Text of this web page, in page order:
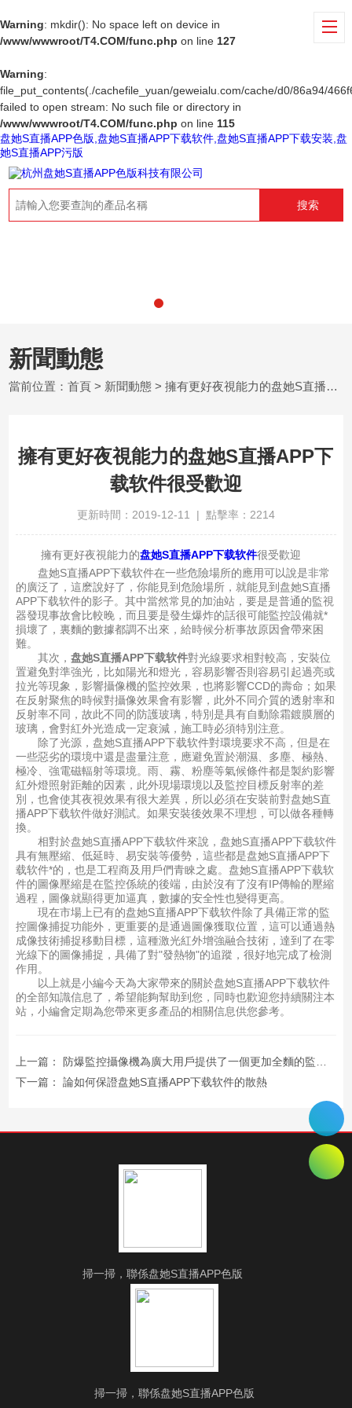
Warning: mkdir(): No space left on device in
/www/wwwroot/T4.COM/func.php on line 127
Warning:
file_put_contents(./cachefile_yuan/geweialu.com/cache/d0/86a94/
failed to open stream: No such file or directory in
/www/wwwroot/T4.COM/func.php on line 115
盘她S直播APP色版,盘她S直播APP下载软件,盘她S直播APP下载安装,盘
她S直播APP污版
搜索
新聞動態
當前位置：首頁 > 新聞動態 > 擁有更好夜視能力的盘她S直播APP下载软件很受歡迎
擁有更好夜視能力的盘她S直播APP下
载软件很受歡迎
更新時間：2019-12-11 | 點擊率：2214
擁有更好夜視能力的盘她S直播APP下载软件很受歡迎
盘她S直播APP下载软件在一些危險場所的應用可以說是非常
的廣泛了，這麽說好了，你能見到危險場所，就能見到盘她S直播
APP下载软件的影子。其中當然常見的加油站，要是是普通的監視
器發現事故會比較晚，而且要是發生爆炸的話很可能監控設備就*
損壞了，裏麵的數據都調不出來，給時候分析事故原因會帶來困
難。
其次， 盘她S直播APP下载软件對光線要求相對較高，安裝位
置避免對準強光，比如陽光和燈光，容易影響否則容易引起過亮或
拉光等現象，影響攝像機的監控效果，也將影響CCD的壽命；如果
在反射聚焦的時候對攝像效果會有影響，此外不同介質的透射率和
反射率不同，故此不同的防護玻璃，特別是具有自動除霜鍍膜層的
玻璃，會對紅外光造成一定衰減，施工時必須特別注意。
除了光源，盘她S直播APP下载软件對環境要求不高，但是在
一些惡劣的環境中還是盡量注意，應避免置於潮濕、多塵、極熱、
極冷、強電磁輻射等環境。雨、霧、粉塵等氣候條件都是製約影響
紅外燈照射距離的因素，此外現場環境以及監控目標反射率的差
別，也會使其夜視效果有很大差異，所以必須在安裝前對盘她S直
播APP下载软件做好測試。如果安裝後效果不理想，可以做各種轉
換。
相對於盘她S直播APP下载软件來說，盘她S直播APP下载软件
具有無壓縮、低延時、易安裝等優勢，這些都是盘她S直播APP下
载软件*的，也是工程商及用戶們青睞之處。盘她S直播APP下载软
件的圖像壓縮是在監控係統的後端，由於沒有了沒有IP傳輸的壓縮
過程，圖像就顯得更加逼真，數據的安全性也變得更高。
現在市場上已有的盘她S直播APP下载软件除了具備正常的監
控圖像捕捉功能外，更重要的是通過圖像獲取位置，這可以通過熱
成像技術捕捉移動目標，這種激光紅外增強融合技術，達到了在零
光線下的圖像捕捉，具備了對"發熱物"的追蹤，很好地完成了檢測
作用。
以上就是小編今天為大家帶來的關於盘她S直播APP下载软件
的全部知識信息了，希望能夠幫助到您，同時也歡迎您持續關注本
站，小編會定期為您帶來更多產品的相關信息供您參考。
上一篇：
防爆監控攝像機為廣大用戶提供了一個更加全麵的監控服務，讓用戶更加放心
下一篇： 論如何保證盘她S直播APP下载软件的散熱
掃一掃，聯係盘她S直播APP色版
掃一掃，聯係盘她S直播APP色版